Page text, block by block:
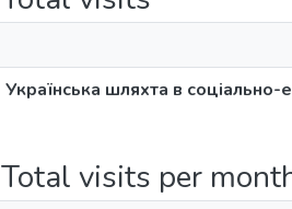
Українська шляхта в
Total visits per